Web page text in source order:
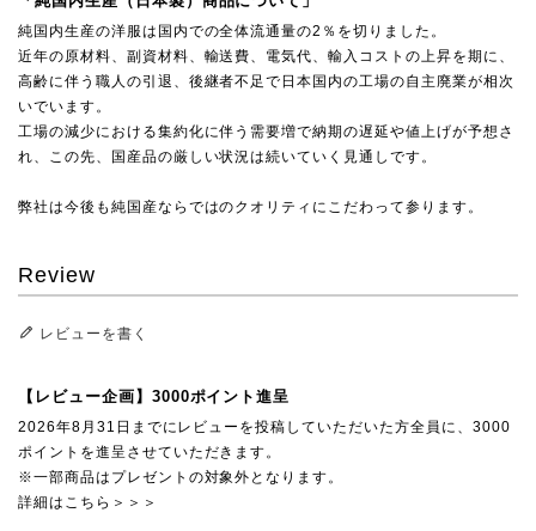
純国内生産の洋服は国内での全体流通量の2％を切りました。
近年の原材料、副資材料、輸送費、電気代、輸入コストの上昇を期に、
高齢に伴う職人の引退、後継者不足で日本国内の工場の自主廃業が相次
いでいます。
工場の減少における集約化に伴う需要増で納期の遅延や値上げが予想さ
れ、この先、国産品の厳しい状況は続いていく見通しです。
弊社は今後も純国産ならではのクオリティにこだわって参ります。
Review
レビューを書く
【レビュー企画】3000ポイント進呈
2026年8月31日までにレビューを投稿していただいた方全員に、3000
ポイントを進呈させていただきます。
※一部商品はプレゼントの対象外となります。
詳細はこちら＞＞＞